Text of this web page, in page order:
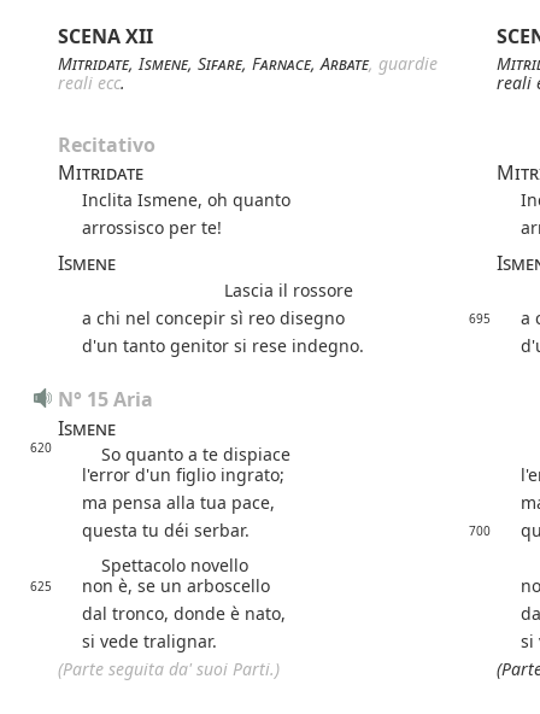
SCENA XII
Mitridate,Ismene, Sifare, Farnace,Arbate, guardie
reali ecc.
reali
Recitativo
Mitridate
Inclita Ismene, oh quanto
arrossisco per te!
Ismene
Lascia il rossore
a chi nel concepir sì reo disegno
695
a
d'un tanto genitor si rese indegno.
N° 15 Aria
Ismene
620 So quanto a te dispiace
l'error d'un figlio ingrato;
ma pensa alla tua pace,
questa tu déi serbar.
700
Spettacolo novello
625 non è, se un arboscello
dal tronco, donde è nato,
si vede tralignar.
si
(Parte seguita da' suoi Parti.)